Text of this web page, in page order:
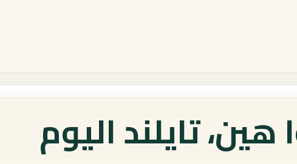
تايلند اليوم